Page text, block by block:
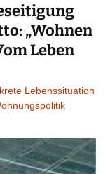
„Wohnen
Leben
Lebenssituation